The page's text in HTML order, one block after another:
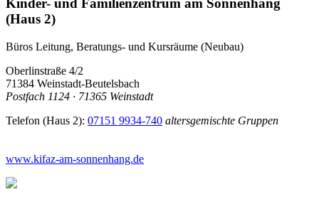
Kinder- und Familienzentrum am Sonnenhang
(Haus 2)
Büros Leitung, Beratungs- und Kursräume (Neubau)
Oberlinstraße 4/2
71384 Weinstadt-Beutelsbach
Postfach 1124 · 71365 Weinstadt
Telefon (Haus 2): 07151 9934-740 altersgemischte Gruppen
www.kifaz-am-sonnenhang.de